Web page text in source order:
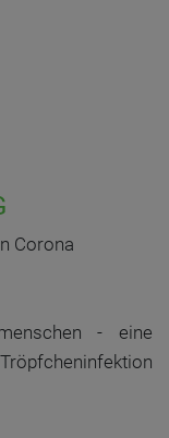
Corona
- eine